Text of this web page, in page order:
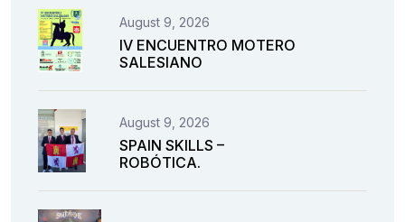
August 9, 2026
IV ENCUENTRO MOTERO
SALESIANO
August 9, 2026
SPAIN SKILLS –
ROBÓTICA.